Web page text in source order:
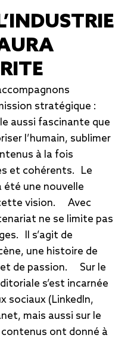
stratégique :
aussi fascinante que
l’humain, sublimer
à la fois
et cohérents. Le
été une nouvelle
vision. Avec
ne se limite pas
Il s’agit de
une histoire de
et de passion. Sur le
s’est incarnée
sociaux (LinkedIn,
mais aussi sur le
ont donné à